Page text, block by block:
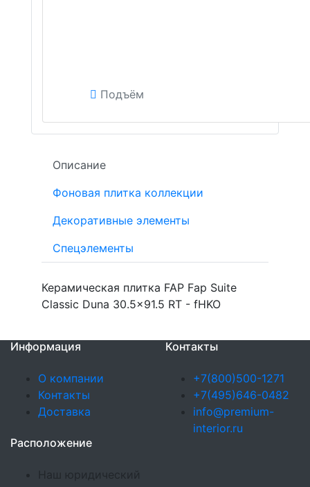
Подъём
Описание
Фоновая плитка коллекции
Декоративные элементы
Спецэлементы
Керамическая плитка FAP Fap Suite
Classic Duna 30.5x91.5 RT - fHKO
Информация
О компании
Контакты
Доставка
Контакты
+7(800)500-1271
+7(495)646-0482
info@premium-
interior.ru
Расположение
Наш юридический